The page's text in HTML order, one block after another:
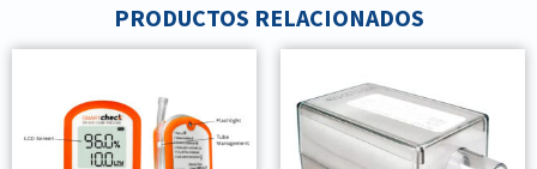
PRODUCTOS RELACIONADOS